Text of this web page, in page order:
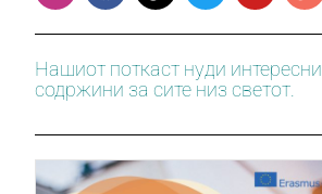
Нашиот поткаст нуди интересни
содржини за сите низ светот.